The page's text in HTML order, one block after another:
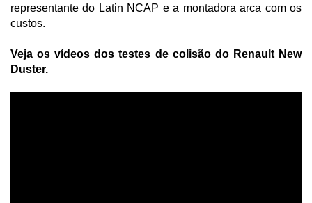
representante do Latin NCAP e a montadora arca com os
custos.
Veja os vídeos dos testes de colisão do Renault New
Duster.